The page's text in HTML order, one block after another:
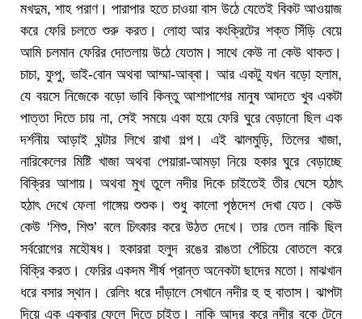
মখদুম, শাহ পরাণ। পারাপার হতে চাওয়া বাস উঠে যেতেই বিকট আওয়াজ
করে ফেরি চলতে শুরু করত। লোহা আর কংক্রিটের শক্ত সিঁড়ি বেয়ে
আমি চলমান ফেরির দোতলায় উঠে যেতাম। সাথে কেউ না কেউ থাকত।
চাচা, ফুপু, ভাই-বোন অথবা আম্মা-আব্বা। আর একটু যখন বড়ো হলাম,
যে বয়সে নিজেকে বড়ো ভাবি কিন্তু আশাপাশের মানুষ আদতে খুব একটা
পাত্তা দিতে চায় না, সেই সময়ে একা হয়ে ফেরি ঘুরে বেড়ানো ছিল এক
দর্শনীয় আড়াই ঘন্টার লিখে রাখা গল্প। এই ঝালমুড়ি, তিলের খাজা,
নারিকেলের মিষ্টি খাজা অথবা পেয়ারা-আমড়া নিয়ে হকার ঘুরে বেড়াচ্ছে
বিক্রির আশায়। অথবা মুখ তুলে নদীর দিকে চাইতেই তীর ঘেসে হঠাৎ
হঠাৎ দেখে ফেলা গাঙ্গেয় শুশুক। শুধু কালো পৃষ্ঠদেশ দেখা যেত। কেউ
কেউ ‘শিশু, শিশু’ বলে চিৎকার করে উঠত দেখে। তার তেল নাকি ছিল
সর্বরোগের মহৌষধ। হকাররা হলুদ রঙের রাঙতা পেঁচিয়ে বোতলে করে
বিক্রি করত। ফেরির একদম শীর্ষ প্রান্ত অনেকটা ছাদের মতো। মাঝখান
ধরে বসার স্থান। রেলিং ধরে দাঁড়ালে সেখানে নদীর হু হু বাতাস। ঝাপটা
দিয়ে এক একবার ফেলে দিতে চাইত। নাকি আদর করে নদীর বুকে টেনে